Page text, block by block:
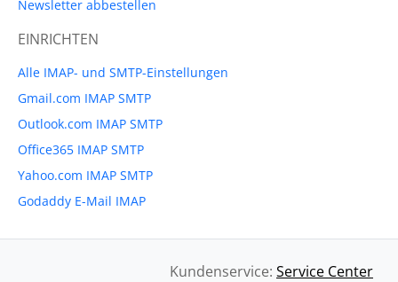
Newsletter abbestellen
EINRICHTEN
Alle IMAP- und SMTP-Einstellungen
Gmail.com IMAP SMTP
Outlook.com IMAP SMTP
Office365 IMAP SMTP
Yahoo.com IMAP SMTP
Godaddy E-Mail IMAP
Kundenservice: Service Center